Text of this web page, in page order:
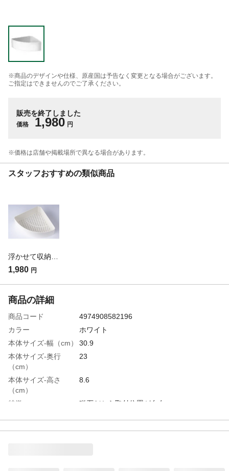
※商品のデザインや仕様、原産国は予告なく変更となる場合がございます。
ご指定はできませんのでご了承ください。
販売を終了しました
価格 1,980 円
※価格は​店舗や​掲載場所で​異なる​場合が​あります。
スタッフおすすめの類似商品
1,980 円
商品の詳細
商品コード
4974908582196
カラー
ホワイト
本体サイズ-幅（cm）
30.9
本体サイズ-奥行
（cm）
23
本体サイズ-高さ
（cm）
8.6
特徴
磁石だから取付位置が自在
商品説明
浴室のボトル・チューブ類から小物まで、